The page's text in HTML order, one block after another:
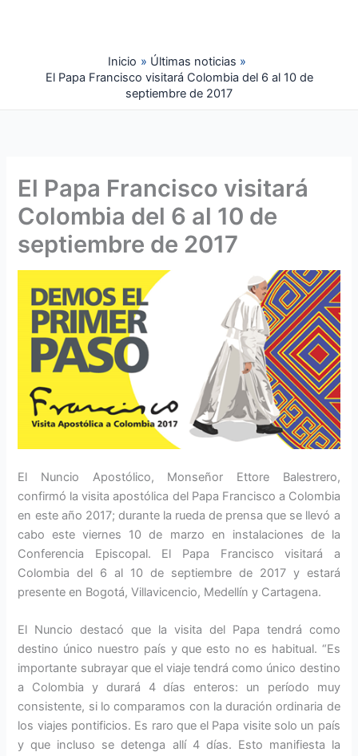
Inicio
Últimas noticias
El Papa Francisco visitará Colombia del 6 al 10 de
septiembre de 2017
El Papa Francisco visitará
Colombia del 6 al 10 de
septiembre de 2017
El Nuncio Apostólico, Monseñor Ettore Balestrero,
confirmó la visita apostólica del Papa Francisco a Colombia
en este año 2017; durante la rueda de prensa que se llevó a
cabo este viernes 10 de marzo en instalaciones de la
Conferencia Episcopal. El Papa Francisco visitará a
Colombia del 6 al 10 de septiembre de 2017 y estará
presente en Bogotá, Villavicencio, Medellín y Cartagena.
El Nuncio destacó que la visita del Papa tendrá como
destino único nuestro país y que esto no es habitual. “Es
importante subrayar que el viaje tendrá como único destino
a Colombia y durará 4 días enteros: un período muy
consistente, si lo comparamos con la duración ordinaria de
los viajes pontificios. Es raro que el Papa visite solo un país
y que incluso se detenga allí 4 días. Esto manifiesta la